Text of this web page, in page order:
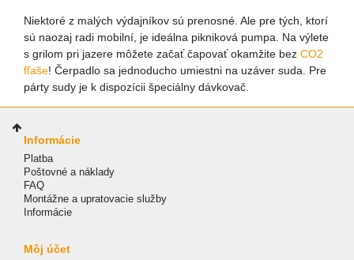
Niektoré z malých výdajníkov sú prenosné. Ale pre tých, ktorí
sú naozaj radi mobilní, je ideálna pikniková pumpa. Na výlete
s grilom pri jazere môžete začať čapovať okamžite bez CO2
fľaše! Čerpadlo sa jednoducho umiestni na uzáver suda. Pre
párty sudy je k dispozícii špeciálny dávkovač.
Informácie
Platba
Poštovné a náklady
FAQ
Montážne a upratovacie služby
Informácie
Môj účet